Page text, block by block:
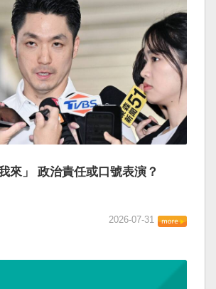
來」 政治責任或口號表演？
2026-07-31